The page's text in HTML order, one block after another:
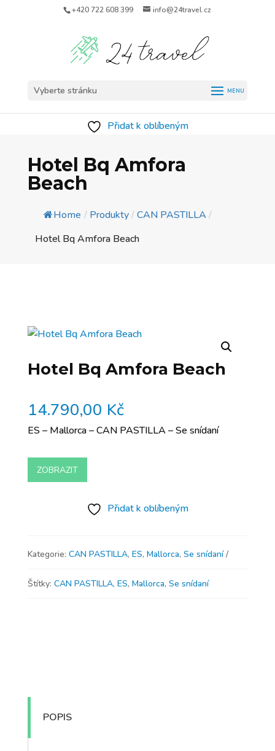
+420 722 608 399 info@24travel.cz
Vyberte stránku
Přidat k oblíbeným
Hotel Bq Amfora
Beach
Home / Produkty/CAN PASTILLA /
Hotel Bq Amfora Beach
Hotel Bq Amfora Beach
14.790,00 Kč
ES – Mallorca – CAN PASTILLA – Se snídaní
ZOBRAZIT
Přidat k oblíbeným
Kategorie: CAN PASTILLA, ES, Mallorca, Se snídaní
Štítky: CAN PASTILLA, ES, Mallorca, Se snídaní
POPIS